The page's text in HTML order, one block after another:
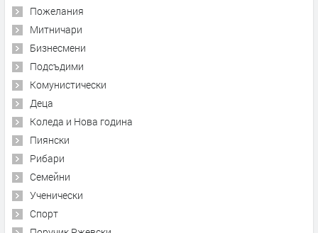
Пожелания
Митничари
Бизнесмени
Подсъдими
Комунистически
Деца
Коледа и Нова година
Пиянски
Рибари
Семейни
Ученически
Спорт